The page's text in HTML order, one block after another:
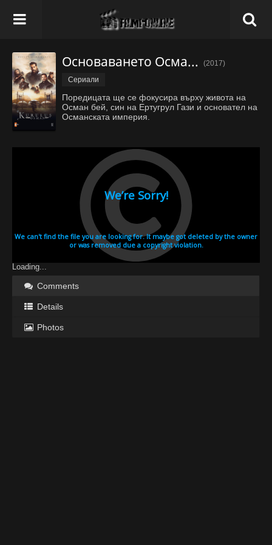
Основаването Осман - Сезон 1 Епизод 27
(2017)
Сериали
Поредицата ще се фокусира върху живота на
Осман бей, син на Ертугрул Гази и основател на
Османската империя.
Loading...
Comments
Details
Photos